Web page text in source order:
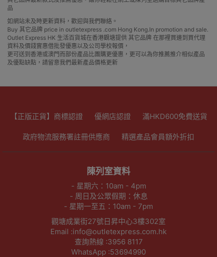
品
如網站未及時更新資料，歡迎與我們聯絡。
Buy 其它品牌 price in outletexpress .com Hong Kong.In promotion and sale.
Outlet Express HK 生活百貨城在香港觀塘提供 其它品牌 在那裡買邊到買代理
資料及價錢實惠借批發優惠以及公司學校報價，
更可送到香港或澳門而部份產品比團購更優惠，更可以為你推薦推介相似產品
及優點缺點，請留意我們最新產品價格更新
【正版正貨】商標認證 優網店認證 滿HKD600免費送貨
政府物流服務署註冊供應商 精選產品會員額外折扣
陳列室資料
- 星期六：10am - 4pm
- 周日及公眾假期：休息
- 星期一至五：10am - 7pm
觀塘成業街27號日昇中心3樓302室
Email :info@outletexpress.com.hk
查詢熱線 :3956 8117
WhatsApp :53694990